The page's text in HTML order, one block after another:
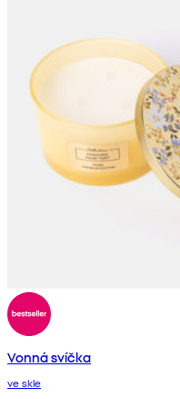
Vonná svíčka
ve skle